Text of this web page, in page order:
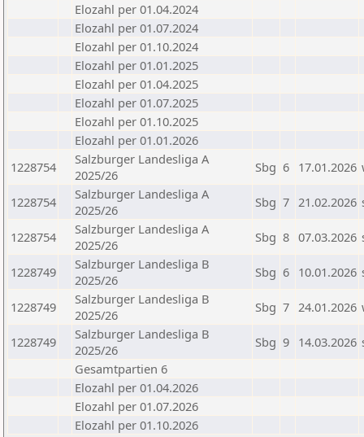
Elozahl per 01.04.2024
Elozahl per 01.07.2024
Elozahl per 01.10.2024
Elozahl per 01.01.2025
Elozahl per 01.04.2025
Elozahl per 01.07.2025
Elozahl per 01.10.2025
Elozahl per 01.01.2026
1228754
Salzburger Landesliga A
2025/26
Sbg 6 17.01.2026
1228754
Salzburger Landesliga A
2025/26
Sbg 7 21.02.2026
1228754
Salzburger Landesliga A
2025/26
Sbg 8 07.03.2026
1228749
Salzburger Landesliga B
2025/26
Sbg 6 10.01.2026
1228749
Salzburger Landesliga B
2025/26
Sbg 7 24.01.2026
1228749
Salzburger Landesliga B
2025/26
Sbg 9 14.03.2026
Gesamtpartien 6
Elozahl per 01.04.2026
Elozahl per 01.07.2026
Elozahl per 01.10.2026